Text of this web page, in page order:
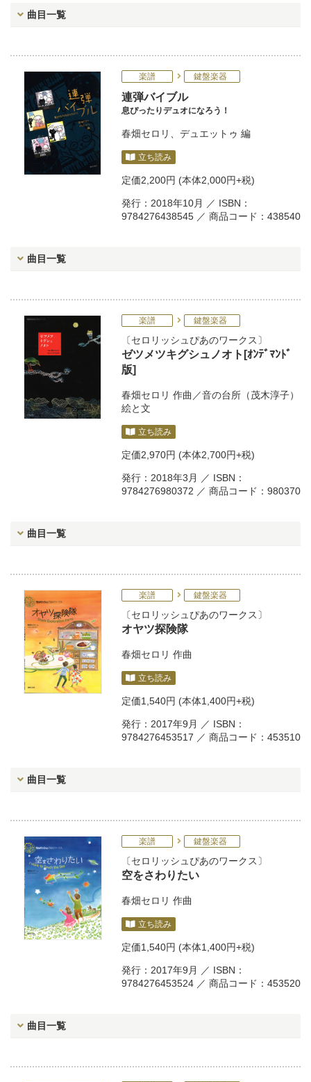
曲目一覧
楽譜 鍵盤楽器
連弾バイブル
息ぴったりデュオになろう！
春畑セロリ デュエットゥ 編
立ち読み
定価2,200円 (本体2,000円+税)
発行：2018年10月 ／ ISBN：
9784276438545 ／ 商品コード：438540
曲目一覧
楽譜 鍵盤楽器
セロリッシュぴあのワークス
ゼツメツキグシュノオト[ｵﾝﾃﾞﾏﾝﾄﾞ
版]
春畑セロリ 作曲／音の台所（茂木淳子）
絵と文
立ち読み
定価2,970円 (本体2,700円+税)
発行：2018年3月 ／ ISBN：
9784276980372 ／ 商品コード：980370
曲目一覧
楽譜 鍵盤楽器
セロリッシュぴあのワークス
オヤツ探険隊
春畑セロリ 作曲
立ち読み
定価1,540円 (本体1,400円+税)
発行：2017年9月 ／ ISBN：
9784276453517 ／ 商品コード：453510
曲目一覧
楽譜 鍵盤楽器
セロリッシュぴあのワークス
空をさわりたい
春畑セロリ 作曲
立ち読み
定価1,540円 (本体1,400円+税)
発行：2017年9月 ／ ISBN：
9784276453524 ／ 商品コード：453520
曲目一覧